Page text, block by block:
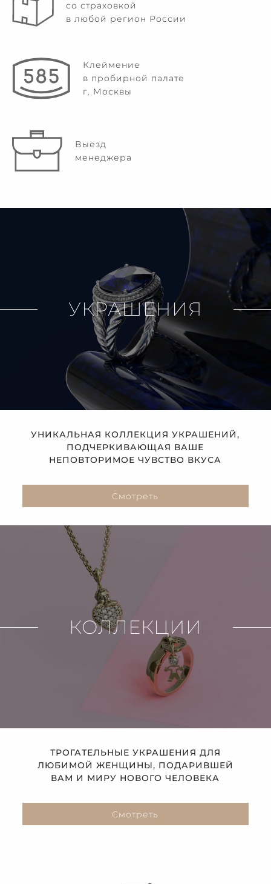
со страховкой
в любой регион России
Клеймение
в пробирной палате
г. Москвы
Выезд
менеджера
УКРАШЕНИЯ
УНИКАЛЬНАЯ КОЛЛЕКЦИЯ УКРАШЕНИЙ,
ПОДЧЕРКИВАЮЩАЯ ВАШЕ
НЕПОВТОРИМОЕ ЧУВСТВО ВКУСА
Смотреть
КОЛЛЕКЦИИ
ТРОГАТЕЛЬНЫЕ УКРАШЕНИЯ ДЛЯ
ЛЮБИМОЙ ЖЕНЩИНЫ, ПОДАРИВШЕЙ
ВАМ И МИРУ НОВОГО ЧЕЛОВЕКА
Смотреть